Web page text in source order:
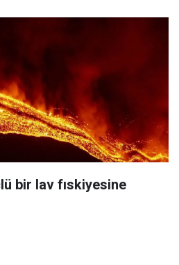
bir lav fıskiyesine